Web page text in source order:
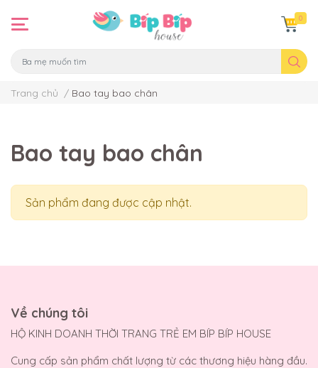
0
Trang chủ / Bao tay bao chân
Bao tay bao chân
Sản phẩm đang được cập nhật.
Về chúng tôi
HỘ KINH DOANH THỜI TRANG TRẺ EM BÍP BÍP HOUSE
Cung cấp sản phẩm chất lượng từ các thương hiệu hàng đầu.